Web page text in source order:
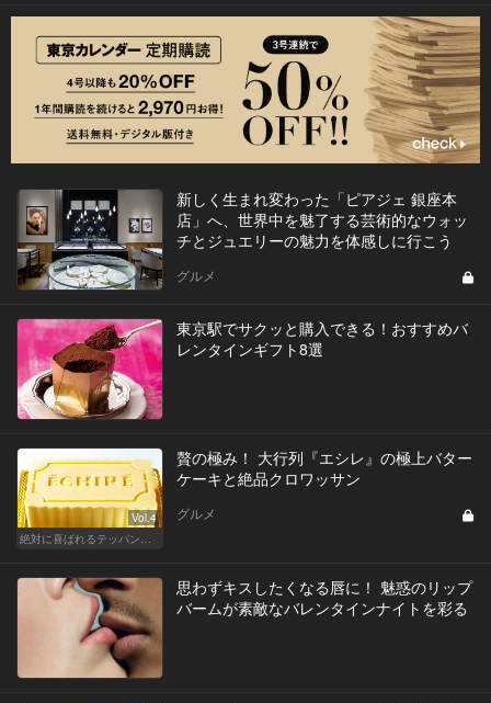
新しく生まれ変わった「ピアジェ 銀座本
店」へ、世界中を魅了する芸術的なウォッ
チとジュエリーの魅力を体感しに行こう
グルメ
東京駅でサクッと購入できる！おすすめバ
レンタインギフト8選
Vol.4
絶対に喜ばれるテッパン手土産
贅の極み！ 大行列『エシレ』の極上バター
ケーキと絶品クロワッサン
グルメ
思わずキスしたくなる唇に！ 魅惑のリップ
バームが素敵なバレンタインナイトを彩る